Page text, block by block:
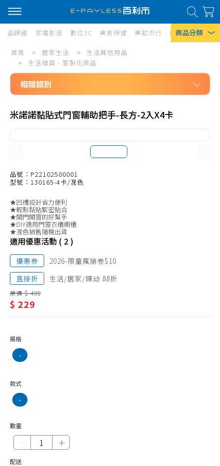
商品分類
熱門搜尋
風扇
口罩
除濕機
衛生紙
品牌館 家電影音 數位3C 美食保健 美妝流行 傢俱寢具 居
居
生
活/
生
活
用
品/
生
活
雜
貨、
客
製
化
品
首頁 > 居家生活 >
生活其他用品
>
生活雜貨、客製化商品
相關類別
生活其他用品
文具用品
辨公用品
生活療癒小物
生活雜貨、客製化商品
紅包袋
米諾諾黏貼式門窗輔助把手-長方-2入X4卡
品號：P22102500001
型號：130165-4卡/混色
★凹槽設計省力便利
★輕鬆黏貼緊密貼合
★開門開窗的好幫手
★DIY適用門窗衣櫃櫥櫃
★混色銷售隨機出貨
適用優惠活動 ( 2 )
優惠券
2026-限量瘋搶卷$10
直接折
生活/居家/婦幼 88折
原價 $ 400
$ 229
規格
-
款式
-
數量
＋
配送